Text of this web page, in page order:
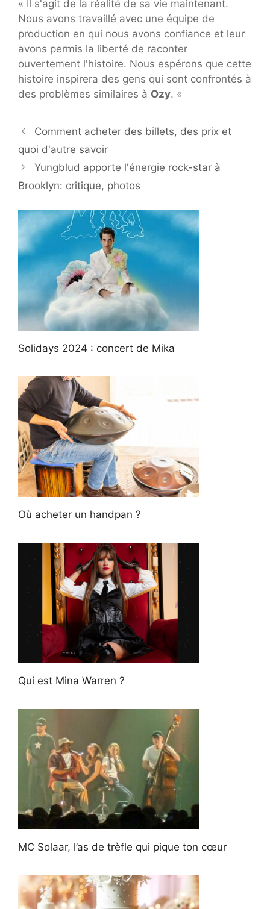
« Il s'agit de la réalité de sa vie maintenant.
Nous avons travaillé avec une équipe de
production en qui nous avons confiance et leur
avons permis la liberté de raconter
ouvertement l'histoire. Nous espérons que cette
histoire inspirera des gens qui sont confrontés à
des problèmes similaires à Ozy. «
Comment acheter des billets, des prix et
quoi d'autre savoir
Yungblud apporte l'énergie rock-star à
Brooklyn: critique, photos
Solidays 2024 : concert de Mika
Où acheter un handpan ?
Qui est Mina Warren ?
MC Solaar, l’as de trèfle qui pique ton cœur